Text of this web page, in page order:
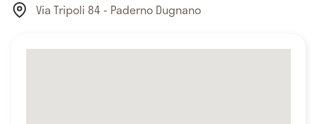
Via Tripoli 84 - Paderno Dugnano